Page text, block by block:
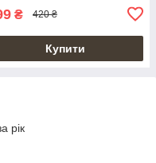
₴ 420 ₴
Купити
рік